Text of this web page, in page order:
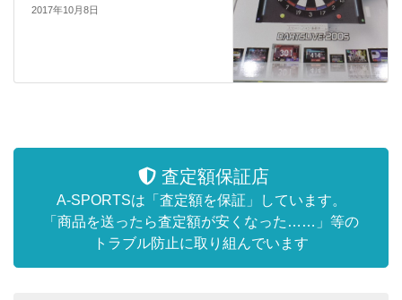
2017年10月8日
査定額保証店
A-SPORTSは「査定額を保証」しています。
「商品を送ったら査定額が安くなった……」等の
トラブル防止に取り組んでいます